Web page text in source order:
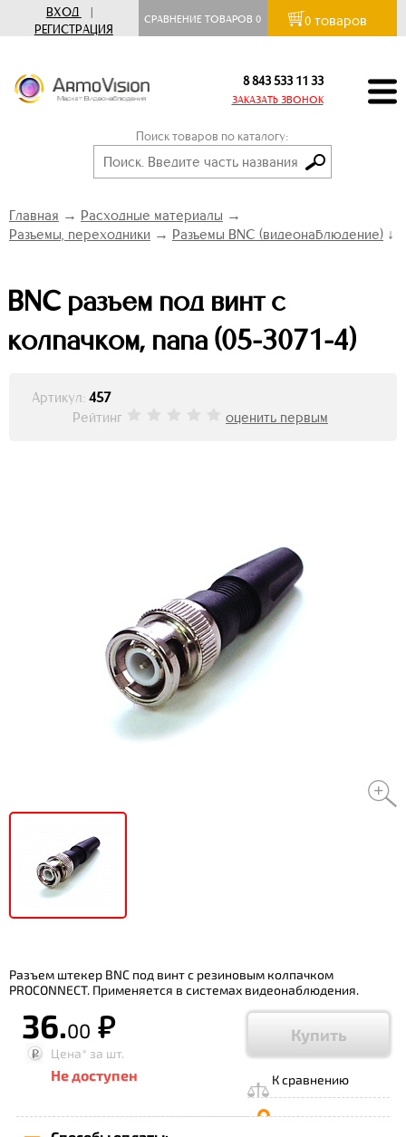
ВХОД
|
РЕГИСТРАЦИЯ
СРАВНЕНИЕ ТОВАРОВ0 0 товаров
8 843 533 11 33
ЗАКАЗАТЬ ЗВОНОК
Поиск товаров по каталогу:
Главная → Расходные материалы →
Разъемы, переходники → Разъемы BNC (видеонаблюдение) ↓
BNC разъем под винт с
колпачком, папа (05-3071-4)
Артикул: 457
Рейтинг
оценить первым
Разъем штекер BNC под винт с резиновым колпачком
PROCONNECT. Применяется в системах видеонаблюдения.
36.00 р. Купить
Цена* за шт.
Не доступен К сравнению